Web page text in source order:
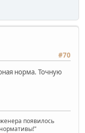
#70
норма. Точную
появилось